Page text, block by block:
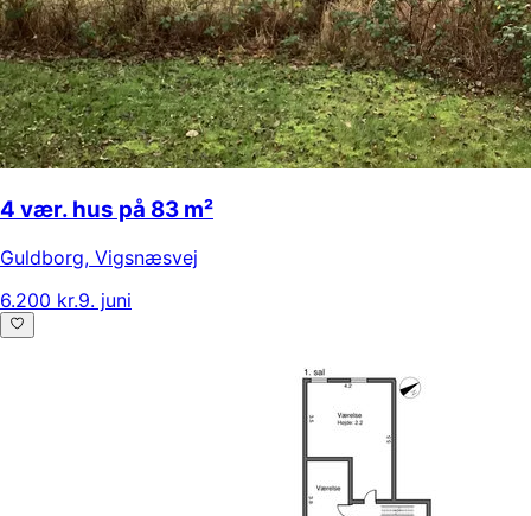
4 vær. hus på 83 m²
Guldborg, Vigsnæsvej
6.200 kr.9. juni